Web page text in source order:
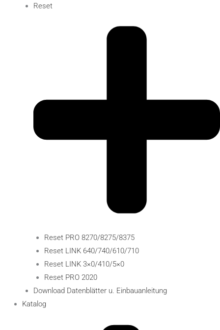
Reset
Reset PRO 8270/8275/8375
Reset LINK 640/740/610/710
Reset LINK 3×0/410/5×0
Reset PRO 2020
Download Datenblätter u. Einbauanleitung
Katalog